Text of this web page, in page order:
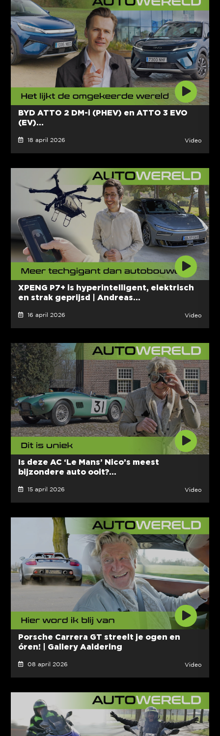
BYD ATTO 2 DM-i (PHEV) en ATTO 3 EVO
(EV)...
18 april 2026 Video
XPENG P7+ is hyperintelligent, elektrisch
en strak geprijsd | Andreas...
16 april 2026 Video
Is deze AC ‘Le Mans’ Nico’s meest
bijzondere auto ooit?...
15 april 2026 Video
Porsche Carrera GT streelt je ogen en
óren! | Gallery Aaldering
08 april 2026 Video